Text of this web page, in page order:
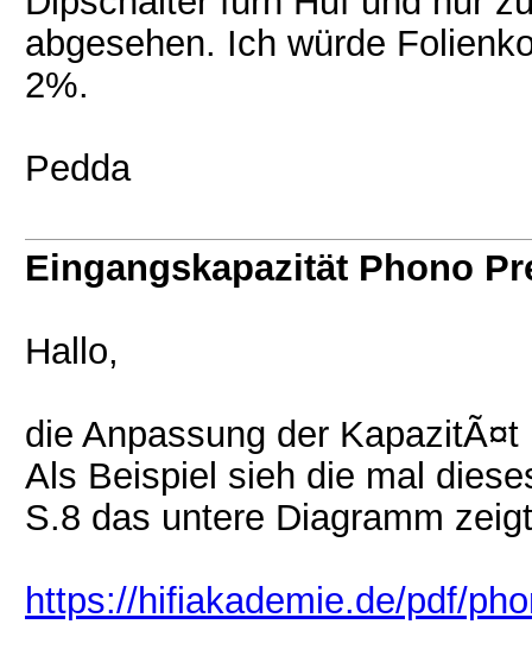
abgesehen. Ich würde
2%.
Pedda
Eingangskapazität Phono
Hallo,
die Anpassung der
Als Beispiel sieh die mal
S.8 das untere Diagramm
https://hifiakademie.de/pdf/